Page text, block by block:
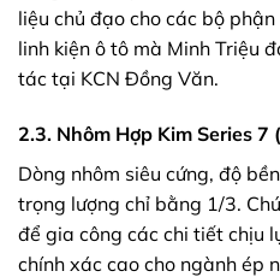
liệu chủ đạo cho các bộ
linh kiện ô tô mà Minh Triệu
tác tại KCN Đồng Văn.
2.3. Nhôm Hợp Kim Series
Dòng nhôm siêu cứng, độ
trọng lượng chỉ bằng 1/3.
để gia công các chi tiết chịu
chính xác cao cho ngành ép